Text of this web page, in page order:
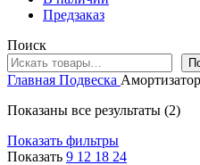
Предзаказ
Поиск
Главная Подвеска Амортизатор
Показаны все результаты (2)
Показать фильтры
Показать 9 12 18 24